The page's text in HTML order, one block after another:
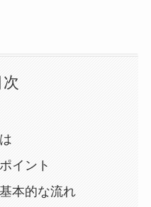
次
イント
本的な流れ